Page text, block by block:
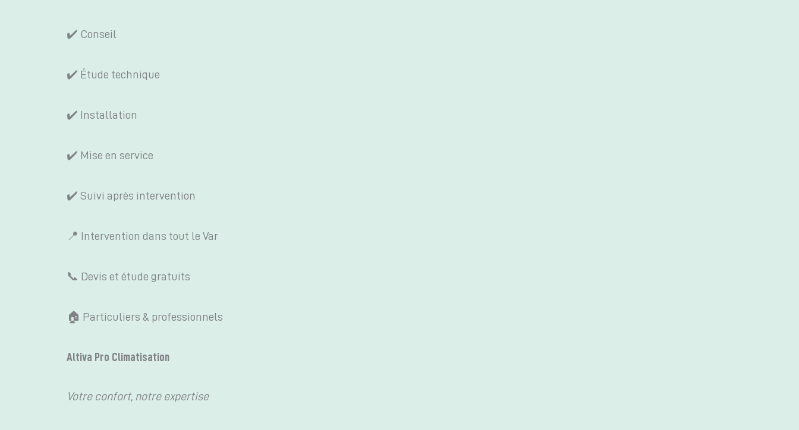
✔️ Conseil
✔️ Étude technique
✔️ Installation
✔️ Mise en service
✔️ Suivi après intervention
📍 Intervention dans tout le Var
📞 Devis et étude gratuits
🏠 Particuliers & professionnels
Altiva Pro Climatisation
Votre confort, notre expertise